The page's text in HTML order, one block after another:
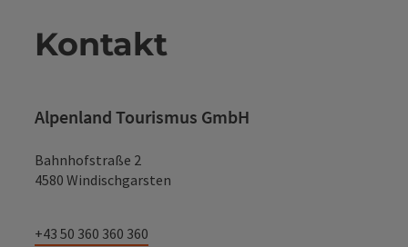
Kontakt
Alpenland Tourismus GmbH
Bahnhofstraße 2
4580 Windischgarsten
+43 50 360 360 360